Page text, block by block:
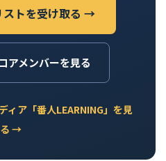
ストを受け取る →
アメンバーを見る
ィア「番人LEARNING」を見
る →